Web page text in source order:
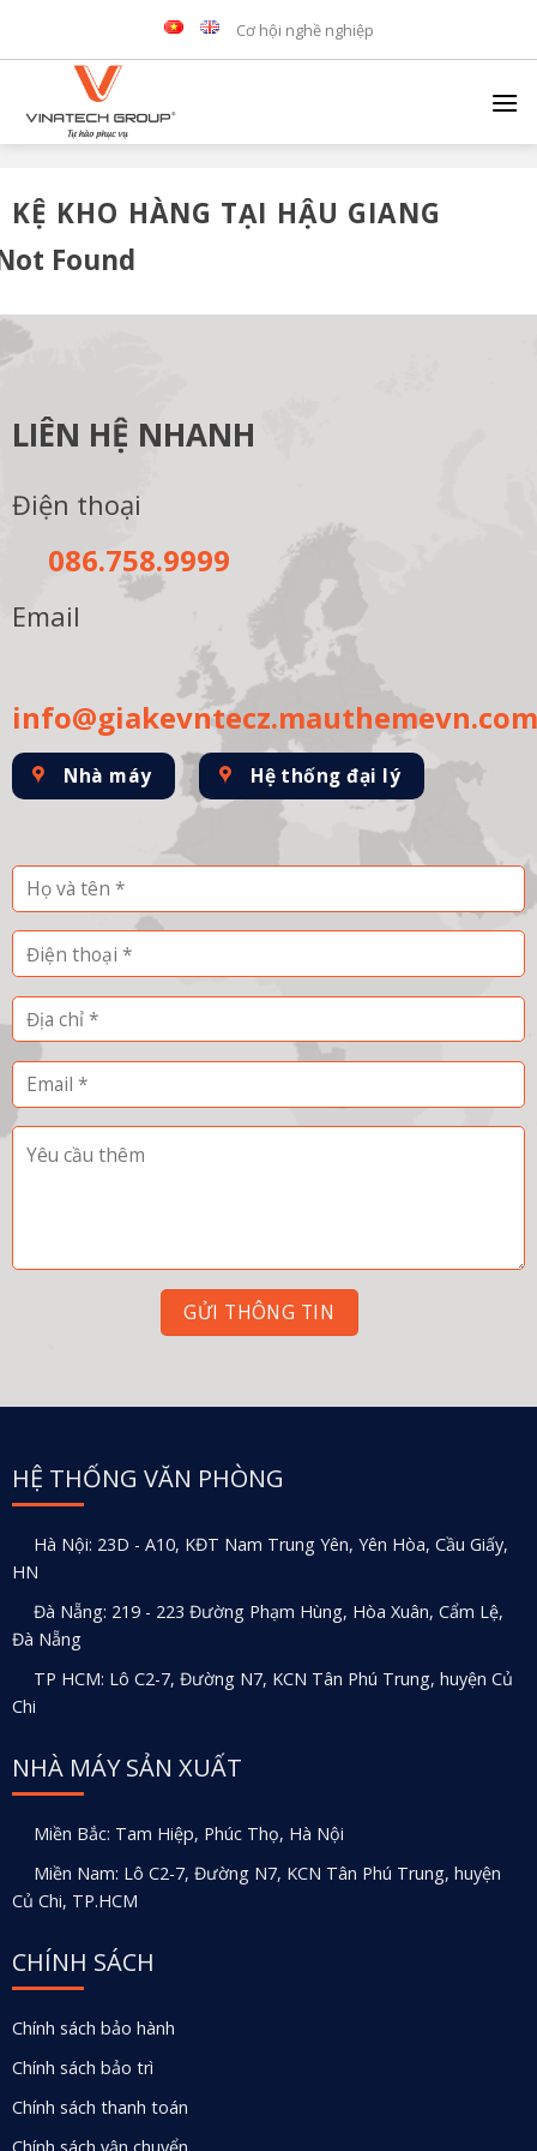
Cơ hội nghề nghiệp
KỆ KHO HÀNG TẠI HẬU GIANG
Found
LIÊN HỆ NHANH
Điện thoại
086.758.9999
Email
info@giakevntecz.mauthemevn.com
Nhà máy Hệ thống đại lý
HỆ THỐNG VĂN PHÒNG
Hà Nội: 23D - A10, KĐT Nam Trung Yên, Yên Hòa, Cầu Giấy,
HN
Đà Nẵng: 219 - 223 Đường Phạm Hùng, Hòa Xuân, Cẩm Lệ,
Đà Nẵng
TP HCM: Lô C2-7, Đường N7, KCN Tân Phú Trung, huyện Củ
Chi
NHÀ MÁY SẢN XUẤT
Miền Bắc: Tam Hiệp, Phúc Thọ, Hà Nội
Miền Nam: Lô C2-7, Đường N7, KCN Tân Phú Trung, huyện
Củ Chi, TP.HCM
CHÍNH SÁCH
Chính sách bảo hành
Chính sách bảo trì
Chính sách thanh toán